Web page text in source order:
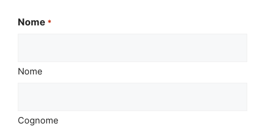
Nome *
Nome
Cognome